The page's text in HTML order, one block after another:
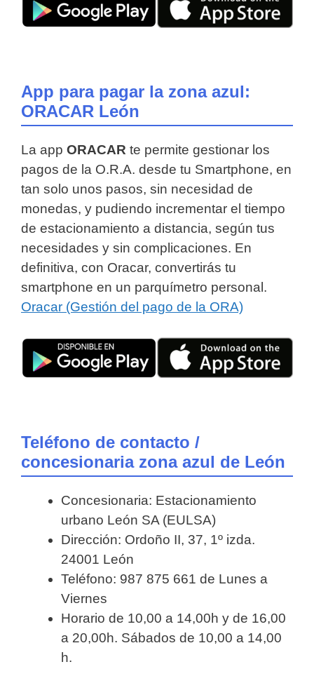
App para pagar la zona azul:
ORACAR León
La app ORACAR te permite gestionar los
pagos de la O.R.A. desde tu Smartphone, en
tan solo unos pasos, sin necesidad de
monedas, y pudiendo incrementar el tiempo
de estacionamiento a distancia, según tus
necesidades y sin complicaciones. En
definitiva, con Oracar, convertirás tu
smartphone en un parquímetro personal.
Oracar (Gestión del pago de la ORA)
Teléfono de contacto /
concesionaria zona azul de León
Concesionaria: Estacionamiento
urbano León SA (EULSA)
Dirección: Ordoño II, 37, 1º izda.
24001 León
Teléfono: 987 875 661 de Lunes a
Viernes
Horario de 10,00 a 14,00h y de 16,00
a 20,00h. Sábados de 10,00 a 14,00
h.